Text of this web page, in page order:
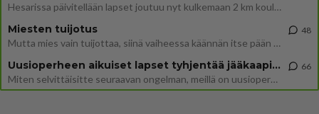
Hesarissa päivitellään lapset joutuu nyt kulkemaan 2 km kouluun jösses. Ruostefillarilla tuo matka menee vaikka miten äk
Miesten tuijotus
Mutta mies vain tuijottaa, siinä vaiheessa käännän itse pään pois. Mikä juttu? Yleensä jos joku tuijottaa tai katsoo, hä
48
Uusioperheen aikuiset lapset tyhjentää jääkaapin käydessään
Miten selvittäisitte seuraavan ongelman, meillä on uusioperhe, minulla teini-ikäiset lapset ja puolisolla aikuiset, jotk
66